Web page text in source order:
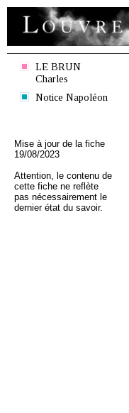
LE BRUN
Charles
Notice Napoléon
Mise à jour de la fiche
19/08/2023
Attention, le contenu de
cette fiche ne reflète
pas nécessairement le
dernier état du savoir.